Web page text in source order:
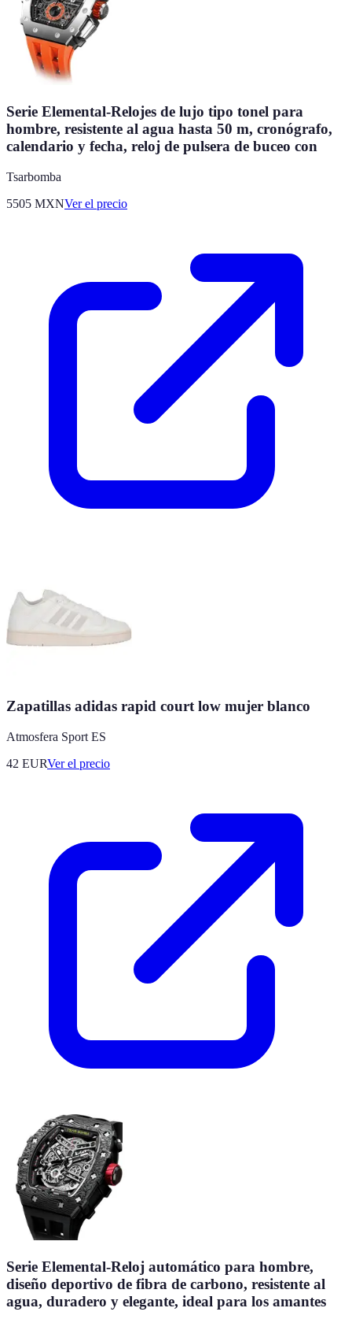
Serie Elemental-Relojes de lujo tipo tonel para
hombre, resistente al agua hasta 50 m, cronógrafo,
calendario y fecha, reloj de pulsera de buceo con
Tsarbomba
5505 MXNVer el precio
Zapatillas adidas rapid court low mujer blanco
Atmosfera Sport ES
42 EURVer el precio
Serie Elemental-Reloj automático para hombre,
diseño deportivo de fibra de carbono, resistente al
agua, duradero y elegante, ideal para los amantes